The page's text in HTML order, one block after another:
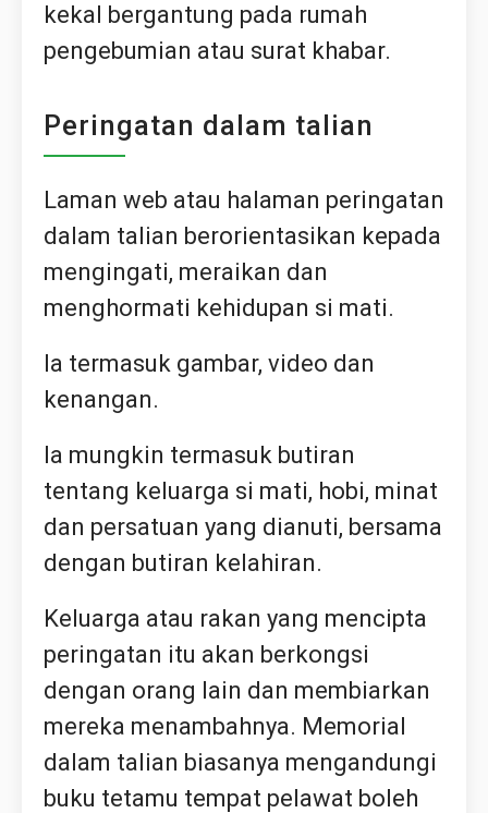
kekal bergantung pada rumah
pengebumian atau surat khabar.
Peringatan dalam talian
Laman web atau halaman peringatan
dalam talian berorientasikan kepada
mengingati, meraikan dan
menghormati kehidupan si mati.
Ia termasuk gambar, video dan
kenangan.
Ia mungkin termasuk butiran
tentang keluarga si mati, hobi, minat
dan persatuan yang dianuti, bersama
dengan butiran kelahiran.
Keluarga atau rakan yang mencipta
peringatan itu akan berkongsi
dengan orang lain dan membiarkan
mereka menambahnya. Memorial
dalam talian biasanya mengandungi
buku tetamu tempat pelawat boleh